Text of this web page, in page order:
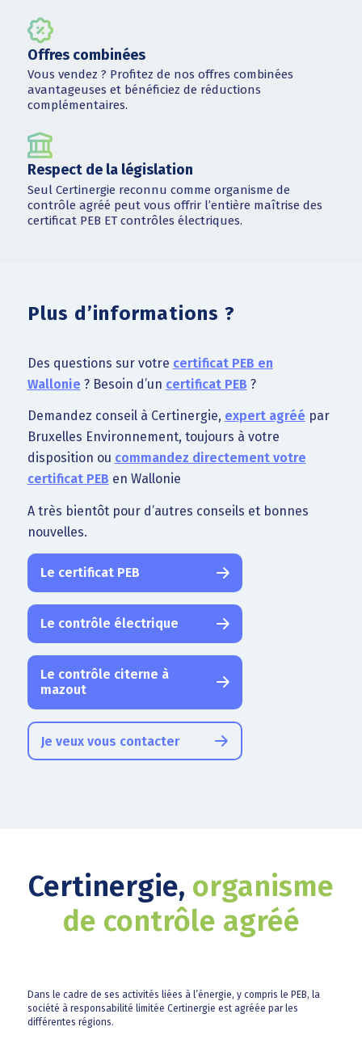
Offres combinées
Vous vendez ? Profitez de nos offres combinées
avantageuses et bénéficiez de réductions
complémentaires.
Respect de la législation
Seul Certinergie reconnu comme organisme de
contrôle agréé peut vous offrir l’entière maîtrise des
certificat PEB ET contrôles électriques.
Plus d’informations ?
Des questions sur votre certificat PEB en
Wallonie ? Besoin d’un certificat PEB ?
Demandez conseil à Certinergie, expert agréé par
Bruxelles Environnement, toujours à votre
disposition ou commandez directement votre
certificat PEB en Wallonie
A très bientôt pour d’autres conseils et bonnes
nouvelles.
Le certificat PEB
Le contrôle électrique
Le contrôle citerne à
mazout
Je veux vous contacter
Certinergie, organisme
de contrôle agréé
Dans le cadre de ses activités liées à l’énergie, y compris le PEB, la
société à responsabilité limitée Certinergie est agréée par les
différentes régions.